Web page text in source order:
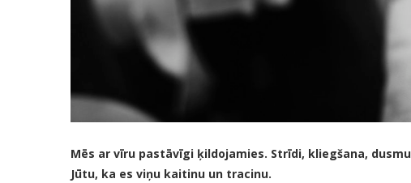
Mēs ar vīru pastāvīgi ķildojamies. Strīdi, kliegšana,
Jūtu, ka es viņu kaitinu un tracinu.